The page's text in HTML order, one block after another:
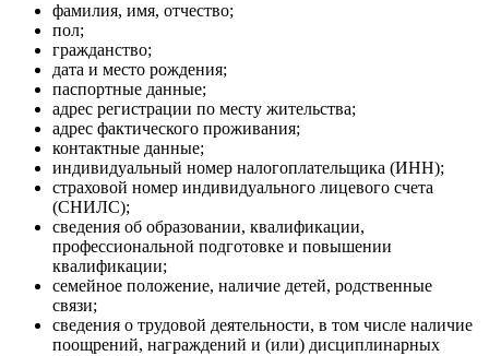
фамилия, имя, отчество;
пол;
гражданство;
дата и место рождения;
паспортные данные;
адрес регистрации по месту жительства;
адрес фактического проживания;
контактные данные;
индивидуальный номер налогоплательщика (ИНН);
страховой номер индивидуального лицевого счета
(СНИЛС);
сведения об образовании, квалификации,
профессиональной подготовке и повышении
квалификации;
семейное положение, наличие детей, родственные
связи;
сведения о трудовой деятельности, в том числе наличие
поощрений, награждений и (или) дисциплинарных